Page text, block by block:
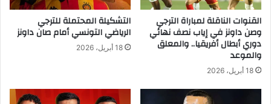
القنوات الناقلة لمباراة الترجي
وصن داونز في إياب نصف نهائي
دوري أبطال أفريقيا.. والمعلق
والموعد
18 أبريل، 2026
التشكيلة المحتملة للترجي
الرياضي التونسي أمام صان داونز
18 أبريل، 2026